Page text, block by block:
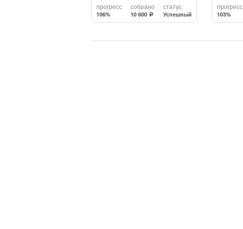
прогресс
106%
собрано
10 600 a
статус
Успешный
прогресс
103%